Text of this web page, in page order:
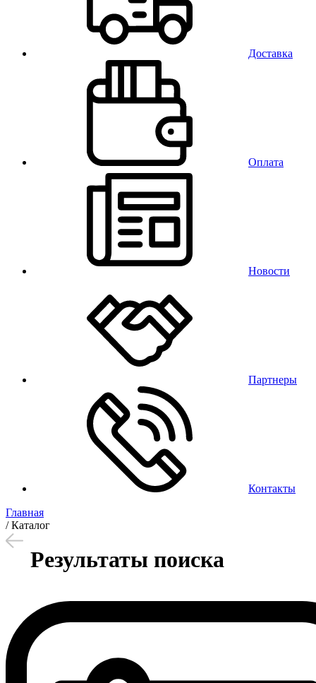
Доставка
Оплата
Новости
Партнеры
Контакты
Главная
/Каталог
Результаты поиска